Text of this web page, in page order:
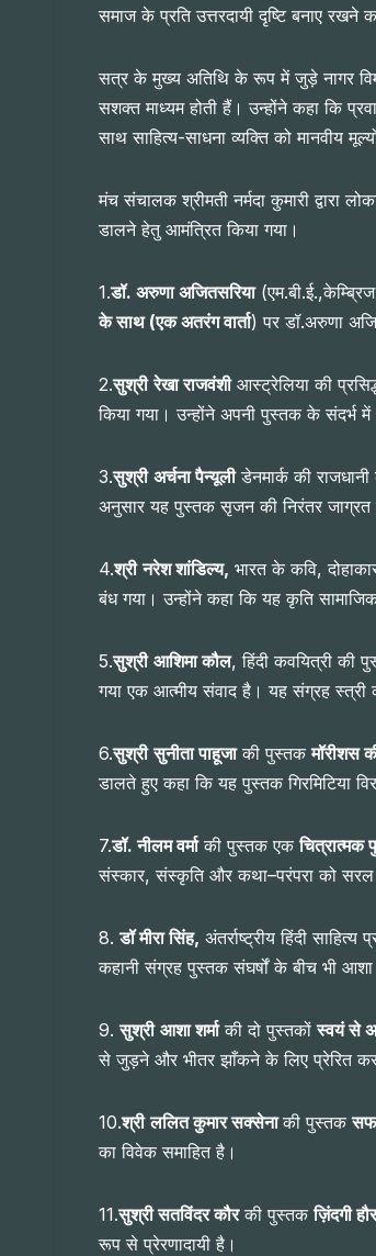
समाज के प्रति उत्तरदायी दृष्टि बनाए
सत्र के मुख्य अतिथि के रूप में जुड़े नागर
सशक्त माध्यम होती हैं। उन्होंने कहा कि
साथ साहित्य-साधना व्यक्ति को मानवीय
मंच संचालक श्रीमती नर्मदा कुमारी द्वारा
डालने हेतु आमंत्रित किया गया।
1.डॉ. अरुणा अजितसरिया
के साथ (एक अतरंग वार्ता) पर डॉ.अरुणा
2.सुश्री रेखा राजवंशीआस्ट्रेलिया की
किया गया। उन्होंने अपनी पुस्तक के संदर्भ
3.सुश्री अर्चना पैन्यूलीडेनमार्क की
अनुसार यह पुस्तक सृजन की निरंतर
4.श्री नरेश शांडिल्य, भारत के कवि,
बंध गया। उन्होंने कहा कि यह कृति
5.सुश्री आशिमा कौल, हिंदी कवयित्री की
गया एक आत्मीय संवाद है। यह संग्रह
6.सुश्री सुनीता पाहूजाकी पुस्तकमॉरीशस
डालते हुए कहा कि यह पुस्तक गिरमिटिया
7.डॉ. नीलम वर्माकी पुस्तक एकचित्रात्मक
संस्कार, संस्कृति और कथा–परंपरा को सरल
8.डॉ मीरा सिंह, अंतर्राष्ट्रीय हिंदी
कहानी संग्रह पुस्तक संघर्षों के बीच भी
9.सुश्री आशा शर्माकी दो पुस्तकोंस्वयं से
से जुड़ने और भीतर झाँकने के लिए प्रेरित
10.श्री ललित कुमार सक्सेनाकी पुस्तक
का विवेक समाहित है।
11.सुश्री सतविंदर कौरकी पुस्तकज़िंदगी
रूप से प्रेरणादायी है।